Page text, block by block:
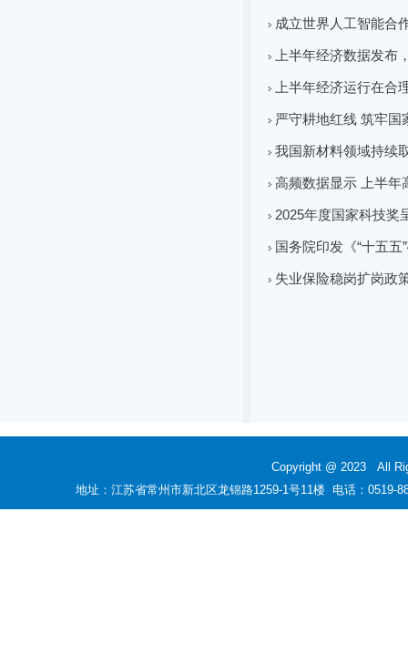
成立世界人工智能合
上半年经济数据发布
上半年经济运行在合
严守耕地红线 筑牢国
我国新材料领域持续
高频数据显示 上半年
2025年度国家科技奖
国务院印发《“十五
失业保险稳岗扩岗政
Copyright @ 2023 All
地址：江苏省常州市新北区龙锦路1259-1号11楼 电话：